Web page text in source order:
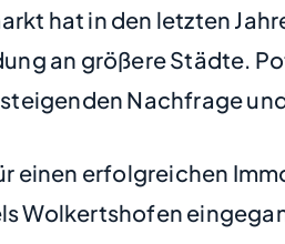
hat in den letzten
an größere Städte.
Nachfrage
erfolgreichen
Wolkertshofen